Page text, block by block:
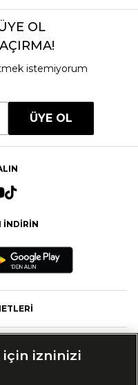
OL
istemiyorum
ÜYE OL
İNDİRİN
için izninizi